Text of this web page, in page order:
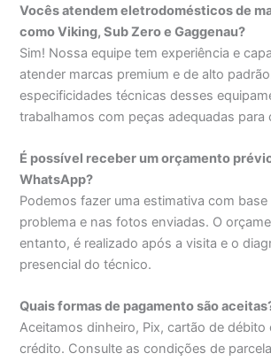
Vocês atendem eletrodomésticos de
como Viking, Sub Zero e Gaggenau?
Sim! Nossa equipe tem experiência e
atender marcas premium e de alto
especificidades técnicas desses
trabalhamos com peças adequadas para
É possível receber um orçamento
WhatsApp?
Podemos fazer uma estimativa com
problema e nas fotos enviadas. O
entanto, é realizado após a visita e o
presencial do técnico.
Quais formas de pagamento são
Aceitamos dinheiro, Pix, cartão de débito
crédito. Consulte as condições de